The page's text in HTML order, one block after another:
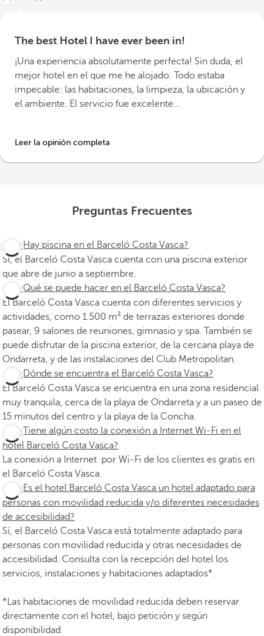
The best Hotel I have ever been in!
¡Una experiencia absolutamente perfecta! Sin duda, el
mejor hotel en el que me he alojado. Todo estaba
impecable: las habitaciones, la limpieza, la ubicación y
el ambiente. El servicio fue excelente...
Leer la opinión completa
Preguntas Frecuentes
¿Hay piscina en el Barceló Costa Vasca?
Sí, el Barceló Costa Vasca cuenta con una piscina exterior
que abre de junio a septiembre.
¿Qué se puede hacer en el Barceló Costa Vasca?
El Barceló Costa Vasca cuenta con diferentes servicios y
actividades, como 1.500 m² de terrazas exteriores donde
pasear, 9 salones de reuniones, gimnasio y spa. También se
puede disfrutar de la piscina exterior, de la cercana playa de
Ondarreta, y de las instalaciones del Club Metropolitan.
¿Dónde se encuentra el Barceló Costa Vasca?
El Barceló Costa Vasca se encuentra en una zona residencial
muy tranquila, cerca de la playa de Ondarreta y a un paseo de
15 minutos del centro y la playa de la Concha.
¿Tiene algún costo la conexión a Internet Wi-Fi en el
hotel Barceló Costa Vasca?
La conexión a Internet por Wi-Fi de los clientes es gratis en
el Barceló Costa Vasca.
¿Es el hotel Barceló Costa Vasca un hotel adaptado para
personas con movilidad reducida y/o diferentes necesidades
de accesibilidad?
Sí, el Barceló Costa Vasca está totalmente adaptado para
personas con movilidad reducida y otras necesidades de
accesibilidad. Consulta con la recepción del hotel los
servicios, instalaciones y habitaciones adaptados*.
*Las habitaciones de movilidad reducida deben reservar
directamente con el hotel, bajo petición y según
disponibilidad.